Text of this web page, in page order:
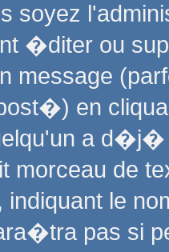
soyez
�diter ou
message
en
a
morceau de
indiquant le
pas si